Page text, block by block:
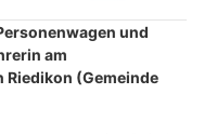
und
am
(Gemeinde